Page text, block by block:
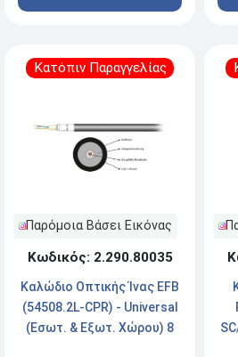
Κατόπιν Παραγγελίας
Παρόμοια Βάσει Εικόνας
Κωδικός: 2.290.80035
Καλώδιο Οπτικής Ίνας EFB
(54508.2L-CPR) - Universal
(Εσωτ. & Εξωτ. Χώρου) 8